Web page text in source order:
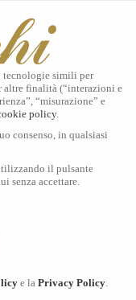
al 31/08
tecnologie simili per
altre finalità (“interazioni e
“misurazione” e
policy.
consenso, in qualsiasi
il pulsante
senza accettare.
e la Privacy Policy.